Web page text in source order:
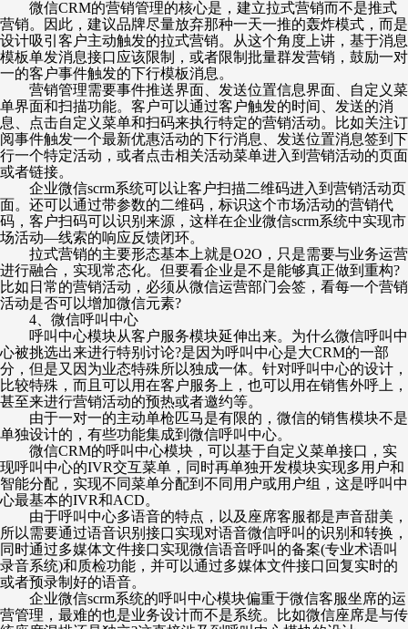
微信CRM的营销管理的核心是，建立拉式营销而不是推式
营销。因此，建议品牌尽量放弃那种一天一推的轰炸模式，而是
设计吸引客户主动触发的拉式营销。从这个角度上讲，基于消息
模板单发消息接口应该限制，或者限制批量群发营销，鼓励一对
一的客户事件触发的下行模板消息。
营销管理需要事件推送界面、发送位置信息界面、自定义菜
单界面和扫描功能。客户可以通过客户触发的时间、发送的消
息、点击自定义菜单和扫码来执行特定的营销活动。比如关注订
阅事件触发一个最新优惠活动的下行消息、发送位置消息签到下
行一个特定活动，或者点击相关活动菜单进入到营销活动的页面
或者链接。
企业微信scrm系统可以让客户扫描二维码进入到营销活动页
面。还可以通过带参数的二维码，标识这个市场活动的营销代
码，客户扫码可以识别来源，这样在企业微信scrm系统中实现市
场活动—线索的响应反馈闭环。
拉式营销的主要形态基本上就是O2O，只是需要与业务运营
进行融合，实现常态化。但要看企业是不是能够真正做到重构?
比如日常的营销活动，必须从微信运营部门会签，看每一个营销
活动是否可以增加微信元素?
4、微信呼叫中心
呼叫中心模块从客户服务模块延伸出来。为什么微信呼叫中
心被挑选出来进行特别讨论?是因为呼叫中心是大CRM的一部
分，但是又因为业态特殊所以独成一体。针对呼叫中心的设计，
比较特殊，而且可以用在客户服务上，也可以用在销售外呼上，
甚至来进行营销活动的预热或者邀约等。
由于一对一的主动单枪匹马是有限的，微信的销售模块不是
单独设计的，有些功能集成到微信呼叫中心。
微信CRM的呼叫中心模块，可以基于自定义菜单接口，实
现呼叫中心的IVR交互菜单，同时再单独开发模块实现多用户和
智能分配，实现不同菜单分配到不同用户或用户组，这是呼叫中
心最基本的IVR和ACD。
由于呼叫中心多语音的特点，以及座席客服都是声音甜美，
所以需要通过语音识别接口实现对语音微信呼叫的识别和转换，
同时通过多媒体文件接口实现微信语音呼叫的备案(专业术语叫
录音系统)和质检功能，并可以通过多媒体文件接口回复实时的
或者预录制好的语音。
企业微信scrm系统的呼叫中心模块偏重于微信客服坐席的运
营管理，最难的也是业务设计而不是系统。比如微信座席是与传